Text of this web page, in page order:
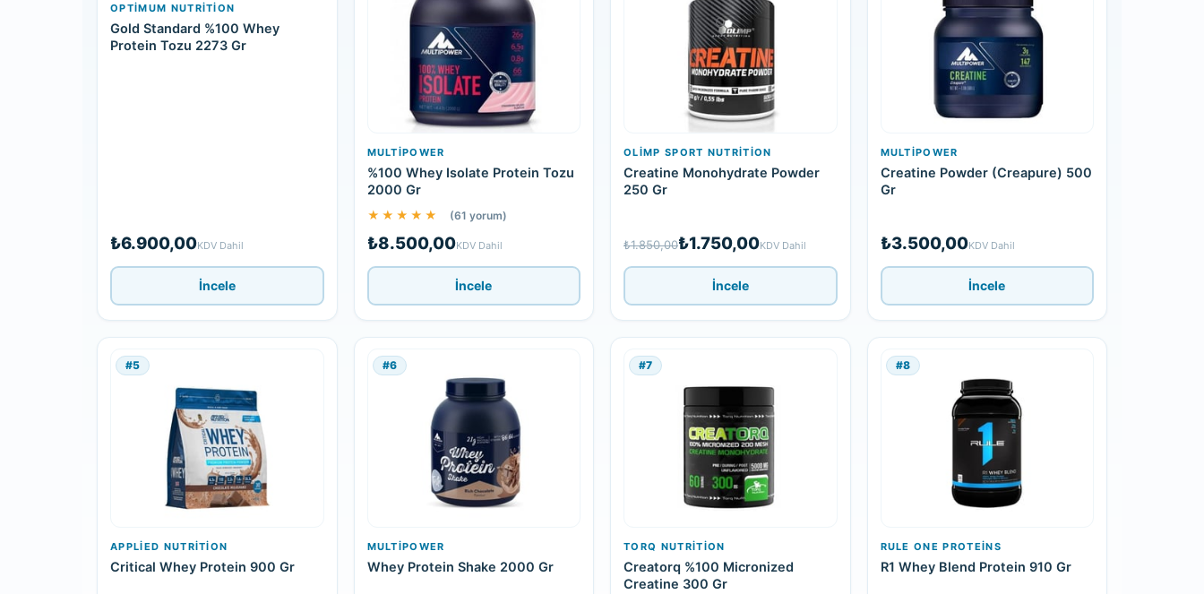
OPTIMUM NUTRITION
Gold Standard %100 Whey
Protein Tozu 2273 Gr
₺6.900,00KDV Dahil
İncele
MULTIPOWER
%100 Whey Isolate Protein Tozu
2000 Gr
★★★★★ (61 yorum)
₺8.500,00KDV Dahil
İncele
OLIMP SPORT NUTRITION
Creatine Monohydrate Powder
250 Gr
₺1.850,00₺1.750,00KDV Dahil
İncele
MULTIPOWER
Creatine Powder (Creapure) 500
Gr
₺3.500,00KDV Dahil
İncele
#5
APPLIED NUTRITION
Critical Whey Protein 900 Gr
#6
MULTIPOWER
Whey Protein Shake 2000 Gr
#7
TORQ NUTRITION
Creatorq %100 Micronized
Creatine 300 Gr
#8
RULE ONE PROTEINS
R1 Whey Blend Protein 910 Gr